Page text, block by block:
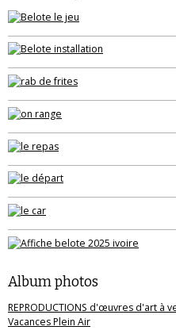
Album photos
REPRODUCTIONS d'œuvres d'art à
Vacances Plein Air